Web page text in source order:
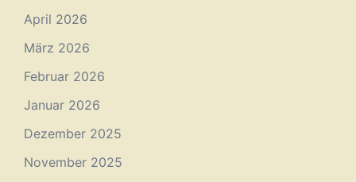
April 2026
März 2026
Februar 2026
Januar 2026
Dezember 2025
November 2025